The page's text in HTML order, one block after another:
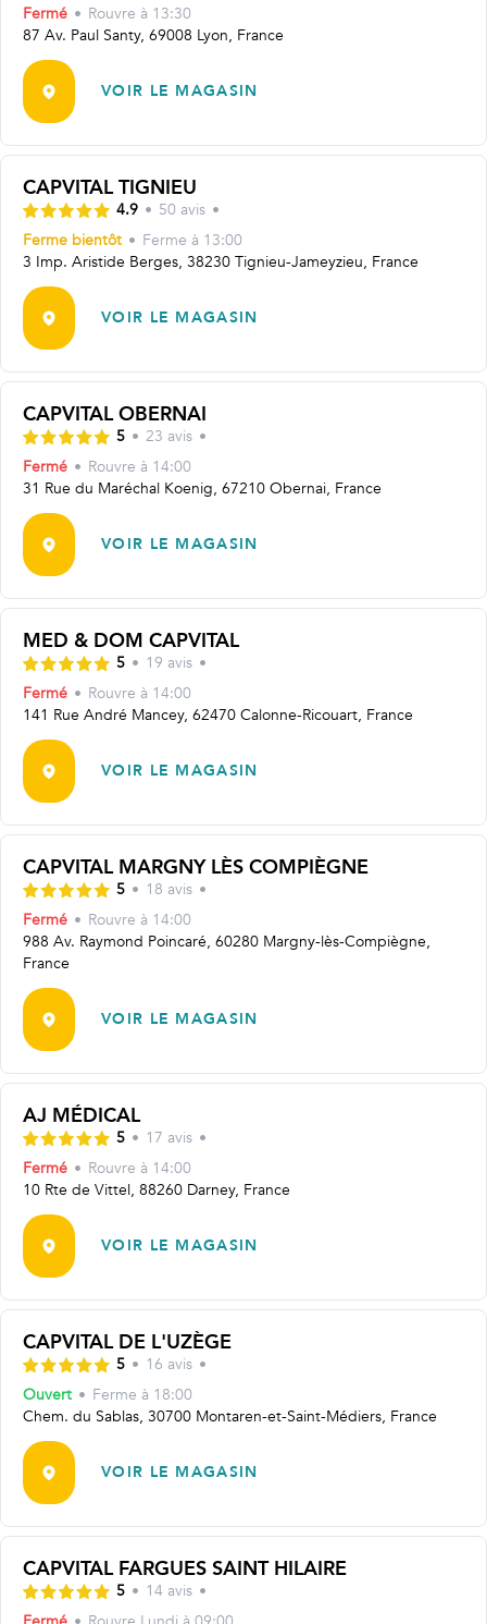
Fermé • Rouvre à 13:30
87 Av. Paul Santy, 69008 Lyon, France
VOIR LE MAGASIN
CAPVITAL TIGNIEU
4.9 • 50 avis •
Ferme bientôt • Ferme à 13:00
3 Imp. Aristide Berges, 38230 Tignieu-Jameyzieu, France
VOIR LE MAGASIN
CAPVITAL OBERNAI
5 • 23 avis •
Fermé • Rouvre à 14:00
31 Rue du Maréchal Koenig, 67210 Obernai, France
VOIR LE MAGASIN
MED & DOM CAPVITAL
5 • 19 avis •
Fermé • Rouvre à 14:00
141 Rue André Mancey, 62470 Calonne-Ricouart, France
VOIR LE MAGASIN
CAPVITAL MARGNY LÈS COMPIÈGNE
5 • 18 avis •
Fermé • Rouvre à 14:00
988 Av. Raymond Poincaré, 60280 Margny-lès-Compiègne,
France
VOIR LE MAGASIN
AJ MÉDICAL
5 • 17 avis •
Fermé • Rouvre à 14:00
10 Rte de Vittel, 88260 Darney, France
VOIR LE MAGASIN
CAPVITAL DE L'UZÈGE
5 • 16 avis •
Ouvert • Ferme à 18:00
Chem. du Sablas, 30700 Montaren-et-Saint-Médiers, France
VOIR LE MAGASIN
CAPVITAL FARGUES SAINT HILAIRE
5 • 14 avis •